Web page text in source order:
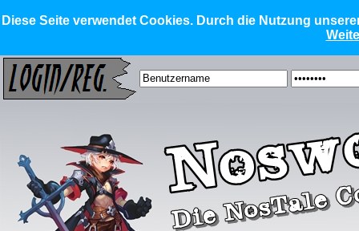
Diese Seite verwendet Cookies. Durch die Nutzung